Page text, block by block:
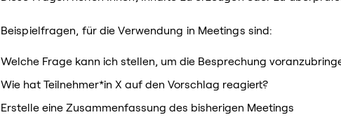
Beispielfragen, für die Verwendung in Meetings sind:
Welche Frage kann ich stellen, um die Besprechung
Wie hat Teilnehmer*in X auf den Vorschlag reagiert?
Erstelle eine Zusammenfassung des bisherigen Meetings